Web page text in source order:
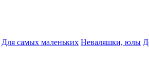
Для самых маленьких Неваляшки, юлы